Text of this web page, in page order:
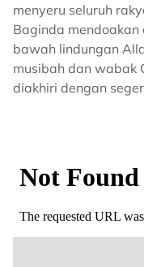
menyeru seluruh
Baginda
bawah lindungan
musibah dan wabak
diakhiri dengan